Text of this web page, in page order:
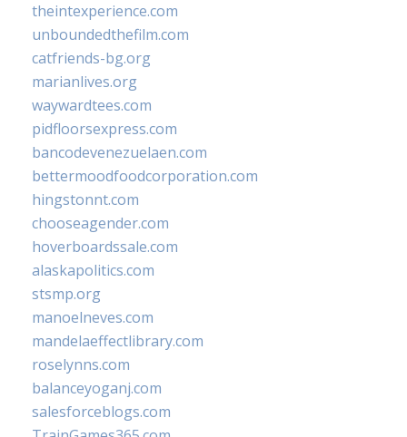
theintexperience.com
unboundedthefilm.com
catfriends-bg.org
marianlives.org
waywardtees.com
pidfloorsexpress.com
bancodevenezuelaen.com
bettermoodfoodcorporation.com
hingstonnt.com
chooseagender.com
hoverboardssale.com
alaskapolitics.com
stsmp.org
manoelneves.com
mandelaeffectlibrary.com
roselynns.com
balanceyoganj.com
salesforceblogs.com